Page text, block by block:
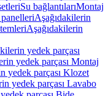
Su bağlantılarıMontaj
Aşağıdakilerin
Aşağıdakilerin
yedek parçası
yedek parçası Montaj
yedek parçası Klozet
yedek parçası Lavabo